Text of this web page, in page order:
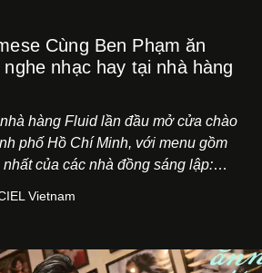
Cùng Ben Phạm ăn
nhạc hay tại nhà hàng
hàng Fluid lần đầu mở cửa chào
phố Hồ Chí Minh, với menu gồm
của các nhà đồng sáng lập:
đến Âu nhanh chóng được yêu thích
thực khách.
Vietnam